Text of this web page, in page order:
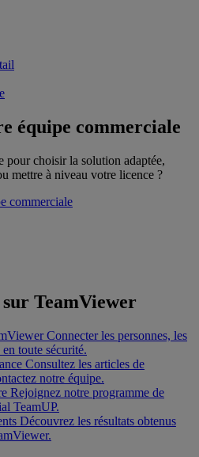
équipe commerciale
pour choisir la solution adaptée,
mettre à niveau votre licence ?
commerciale
TeamViewer
Connecter les personnes, les
toute sécurité.
Consultez les articles de
notre équipe.
Rejoignez notre programme de
TeamUP.
Découvrez les résultats obtenus